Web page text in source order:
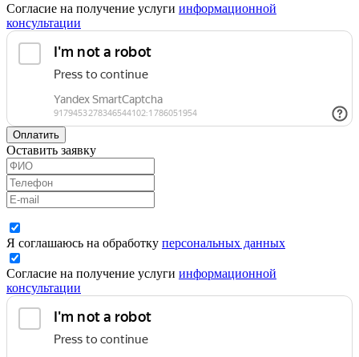
Согласие на получение услуги информационной
консультации
Оплатить
Оставить заявку
Я соглашаюсь на обработку персональных данных
Согласие на получение услуги информационной
консультации